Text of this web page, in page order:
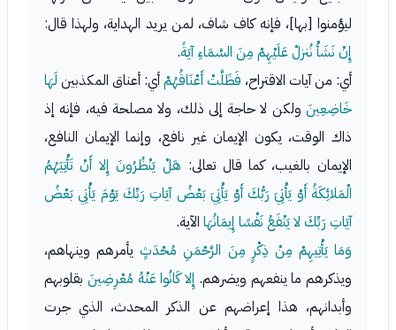
ليؤمنوا [بها]، فإنه كاف شاف، لمن يريد الهداية، ولهذا قال:
إِنْ نَشَأْ نُنزلْ عَلَيْهِمْ مِنَ السَّمَاءِ آيَةً.
أي: من آيات الاقتراح، فَظَلَّتْ أَعْنَاقُهُمْأي: أعناق المكذبين لَهَا
خَاضِعِينَ ولكن لا حاجة إلى ذلك، ولا مصلحة فيه، فإنه إذ
ذاك الوقت، يكون الإيمان غير نافع، وإنما الإيمان النافع،
الإيمان بالغيب، كما قال تعالى: هَلْ يَنْظُرُونَ إِلا أَنْ تَأْتِيَهُمُ
الْمَلائِكَةُ أَوْ يَأْتِيَ رَبُّكَ أَوْ يَأْتِيَ بَعْضُ آيَاتِ رَبِّكَ يَوْمَ يَأْتِي بَعْضُ
آيَاتِ رَبِّكَ لا يَنْفَعُ نَفْسًا إِيمَانُهَا الآية.
وَمَا يَأْتِيهِمْ مِنْ ذِكْرٍ مِنَ الرَّحْمَنِ مُحْدَثٍ يأمرهم وينهاهم،
ويذكرهم ما ينفعهم ويضرهم. إِلا كَانُوا عَنْهُ مُعْرِضِينَ بقلوبهم
وأبدانهم، هذا إعراضهم عن الذكر المحدث، الذي جرت